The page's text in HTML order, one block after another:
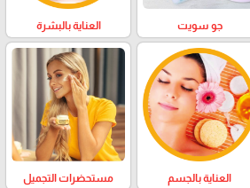
جو سويت العناية بالبشرة
العناية بالجسم مستحضرات التجميل